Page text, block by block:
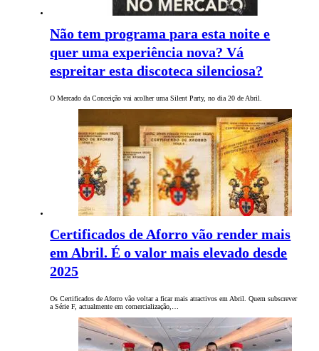
Não tem programa para esta noite e
quer uma experiência nova? Vá
espreitar esta discoteca silenciosa?
O Mercado da Conceição vai acolher uma Silent Party, no dia 20 de Abril.
Certificados de Aforro vão render mais
em Abril. É o valor mais elevado desde
2025
Os Certificados de Aforro vão voltar a ficar mais atractivos em Abril. Quem subscrever
a Série F, actualmente em comercialização,…